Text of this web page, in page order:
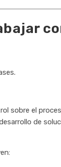
sobre el
de